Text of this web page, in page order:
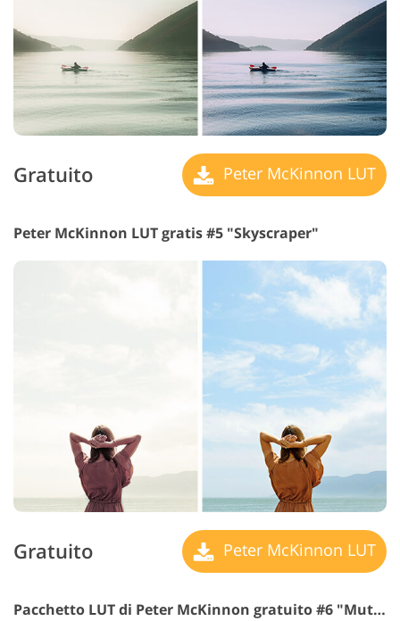
Gratuito Peter McKinnon LUT
Peter McKinnon LUT gratis #5 "Skyscraper"
Gratuito Peter McKinnon LUT
Pacchetto LUT di Peter McKinnon gratuito #6 "Muted Colors"